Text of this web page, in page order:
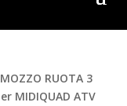
RUOTA 3
MIDIQUAD ATV